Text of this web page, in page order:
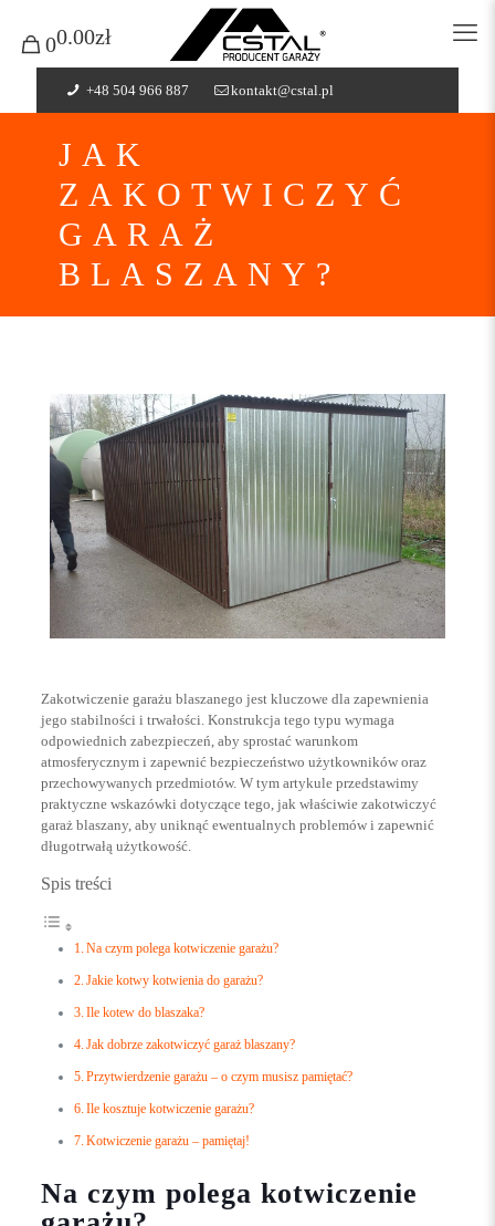
+48 504 966 887 kontakt@cstal.pl
00.00zł
JAK
ZAKOTWICZYĆ
GARAŻ
BLASZANY?
Zakotwiczenie garażu blaszanego jest kluczowe dla zapewnienia
jego stabilności i trwałości. Konstrukcja tego typu wymaga
odpowiednich zabezpieczeń, aby sprostać warunkom
atmosferycznym i zapewnić bezpieczeństwo użytkowników oraz
przechowywanych przedmiotów. W tym artykule przedstawimy
praktyczne wskazówki dotyczące tego, jak właściwie zakotwiczyć
garaż blaszany, aby uniknąć ewentualnych problemów i zapewnić
długotrwałą użytkowość.
Spis treści
Na czym polega kotwiczenie garażu?
Jakie kotwy kotwienia do garażu?
Ile kotew do blaszaka?
Jak dobrze zakotwiczyć garaż blaszany?
Przytwierdzenie garażu – o czym musisz pamiętać?
Ile kosztuje kotwiczenie garażu?
Kotwiczenie garażu – pamiętaj!
Na czym polega kotwiczenie